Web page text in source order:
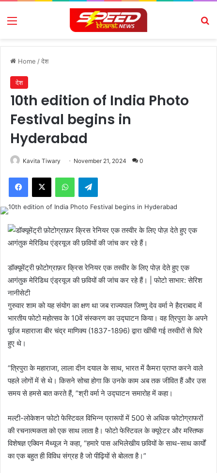
Menu
Home /देश
देश
10th edition of India Photo
Festival begins in
Hyderabad
Kavita Tiwary November 21, 2024 0
Facebook
X WhatsAppTelegram
डॉक्यूमेंट्री फ़ोटोग्राफ़र क्रिस रेनियर एक तस्वीर के लिए पोज़ देते हुए एक
आगंतुक मेरिडिथ एंड्रयूज की छवियों की जांच कर रहे हैं। | फोटो साभार: सेरिश
नानीसेटी
गुरुवार शाम को यह संयोग का क्षण था जब राज्यपाल जिष्णु देव वर्मा ने हैदराबाद में
भारतीय फोटो महोत्सव के 10वें संस्करण का उद्घाटन किया। वह त्रिपुरा के अपने
पूर्वज महाराजा बीर चंद्र माणिक्य (1837-1896) द्वारा खींची गई तस्वीरों से घिरे
हुए थे।
“त्रिपुरा के महाराजा, लाला दीन दयाल के साथ, भारत में कैमरा प्राप्त करने वाले
पहले लोगों में से थे। किसने सोचा होगा कि उनके काम अब तक जीवित हैं और उस
समय से हमसे बात करते हैं, ”श्री वर्मा ने उद्घाटन समारोह में कहा।
मल्टी-लोकेशन फोटो फेस्टिवल विभिन्न प्रारूपों में 500 से अधिक फोटोग्राफरों
की रचनात्मकता को एक साथ लाता है। फोटो फेस्टिवल के क्यूरेटर और मस्तिष्क
विशेषज्ञ एक्विन मैथ्यूज ने कहा, “हमारे पास अभिलेखीय छवियों के साथ-साथ कार्यों
का एक बहुत ही विविध संग्रह है जो पीढ़ियों से बोलता है।”